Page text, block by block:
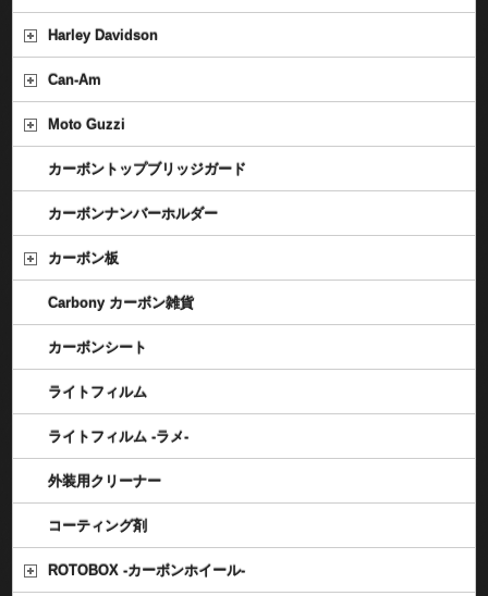
Harley Davidson
Can-Am
Moto Guzzi
カーボントップブリッジガード
カーボンナンバーホルダー
カーボン板
Carbony カーボン雑貨
カーボンシート
ライトフィルム
ライトフィルム -ラメ-
外装用クリーナー
コーティング剤
ROTOBOX -カーボンホイール-